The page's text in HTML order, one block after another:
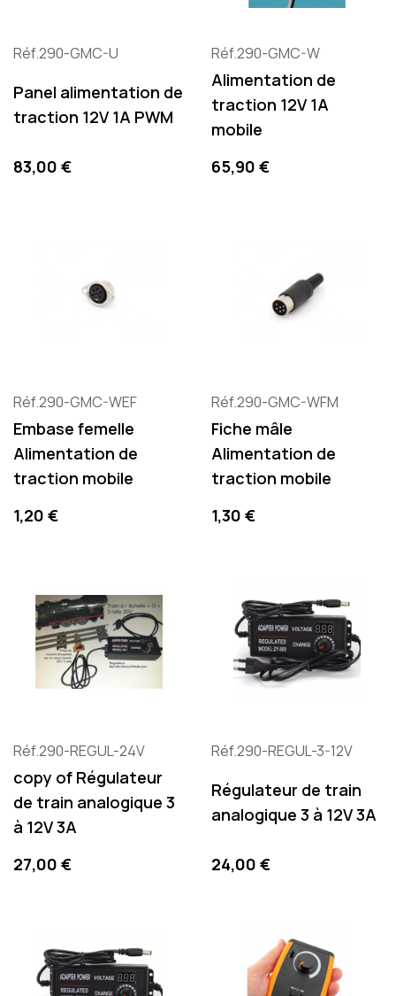
Réf.290-GMC-U
Panel alimentation de
traction 12V 1A PWM
Precio
83,00 €
Réf.290-GMC-W
Alimentation de
traction 12V 1A
mobile
Precio
65,90 €
Réf.290-GMC-WEF
Embase femelle
Alimentation de
traction mobile
Precio
1,20 €
Réf.290-GMC-WFM
Fiche mâle
Alimentation de
traction mobile
Precio
1,30 €
Réf.290-REGUL-24V
copy of Régulateur
de train analogique 3
à 12V 3A
Precio
27,00 €
Réf.290-REGUL-3-12V
Régulateur de train
analogique 3 à 12V 3A
Precio
24,00 €